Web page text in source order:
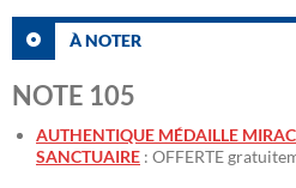
À NOTER
NOTE 105
AUTHENTIQUE MÉDAILLE
SANCTUAIRE : OFFERTE